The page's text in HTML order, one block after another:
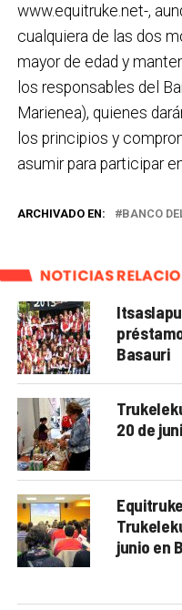
www.equitruke.net-,
cualquiera de las dos
mayor de edad y
los responsables del
Marienea), quienes
los principios y
asumir para participar
ARCHIVADO EN: BANCO
NOTICIAS
Basauri
20 de
junio en